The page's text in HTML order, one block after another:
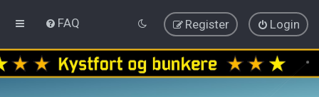
FAQ Login
Register